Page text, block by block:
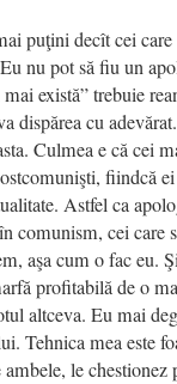
puţini decît cei care
nu pot să fiu un
există” trebuie
dispărea cu
Culmea e că cei
fiindcă
Astfel ca
comunism, cei care
aşa cum o fac eu.
profitabilă de o
altceva. Eu mai
Tehnica mea este
le chestionez